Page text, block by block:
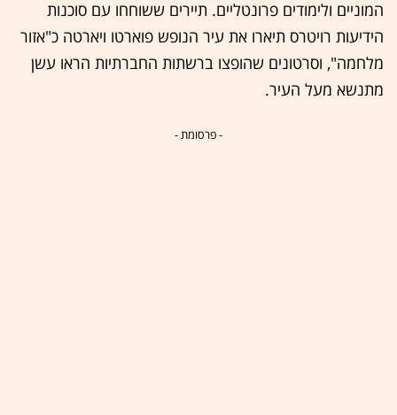
המוניים ולימודים פרונטליים. תיירים ששוחחו עם סוכנות
הידיעות רויטרס תיארו את עיר הנופש פוארטו ויארטה כ"אזור
מלחמה", וסרטונים שהופצו ברשתות החברתיות הראו עשן
מתנשא מעל העיר.
- פרסומת -